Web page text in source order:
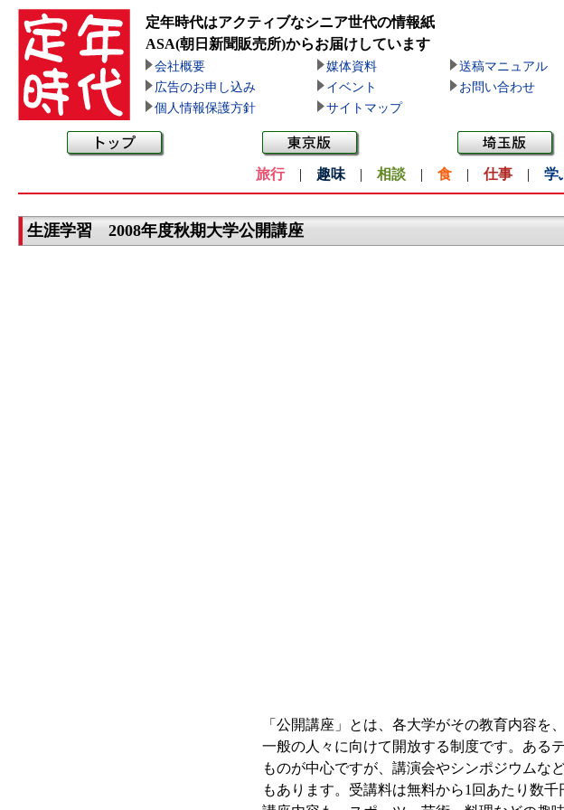
定年時代はアクティブなシニア世代の情報紙
ASA(朝日新聞販売所)からお届けしています
会社概要 媒体資料
送稿マニュアル
広告のお申し込み
イベント
お問い合わせ
個人情報保護方針
サイトマップ
旅行| 趣味| 相談| 食| 仕事| 学
生涯学習 2008年度秋期大学公開講座
「公開講座」とは、各大学がその教育内容を
一般の人々に向けて開放する制度です。ある
ものが中心ですが、講演会やシンポジウムな
もあります。受講料は無料から1回あたり数千